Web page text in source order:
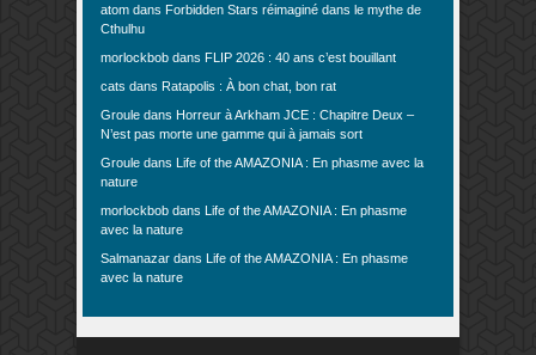
atom dans Forbidden Stars réimaginé dans le mythe de
Cthulhu
morlockbob dans FLIP 2026 : 40 ans c’est bouillant
cats dans Ratapolis : À bon chat, bon rat
Groule dans Horreur à Arkham JCE : Chapitre Deux –
N’est pas morte une gamme qui à jamais sort
Groule dans Life of the AMAZONIA : En phasme avec la
nature
morlockbob dans Life of the AMAZONIA : En phasme
avec la nature
Salmanazar dans Life of the AMAZONIA : En phasme
avec la nature